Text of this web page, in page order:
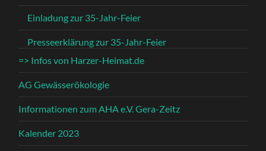
Einladung zur 35-Jahr-Feier
Presseerklärung zur 35-Jahr-Feier
=> Infos von Harzer-Heimat.de
AG Gewässerökologie
Informationen zum AHA e.V. Gera-Zeitz
Kalender 2023